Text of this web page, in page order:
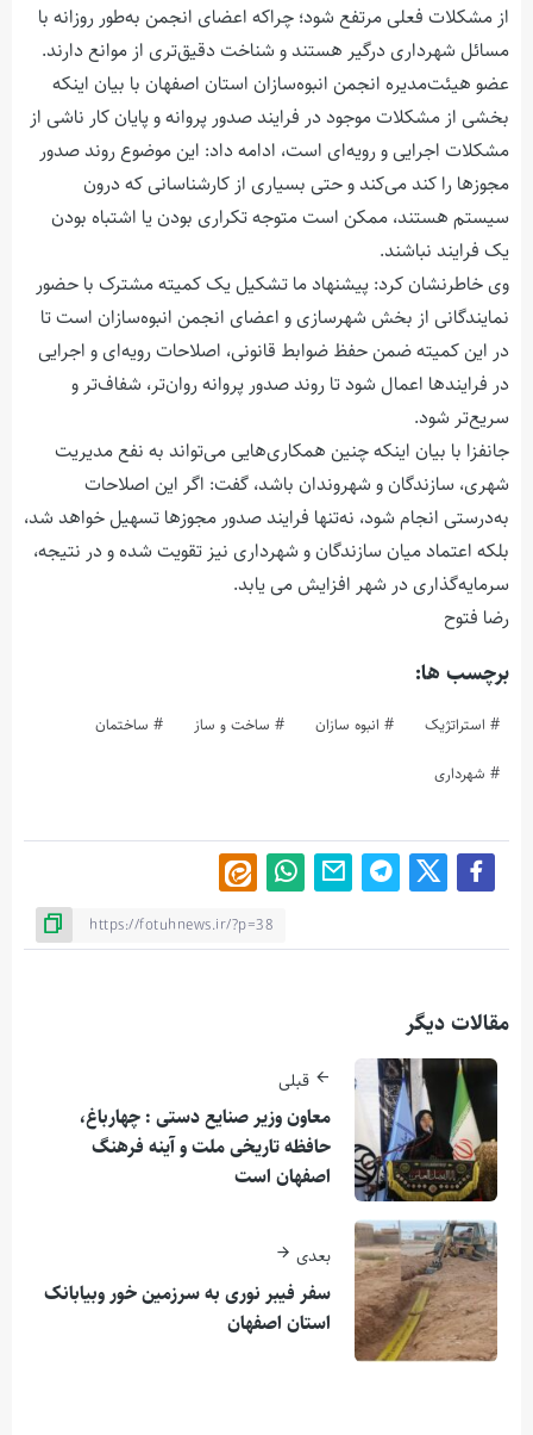
از مشکلات فعلی مرتفع شود؛ چراکه اعضای انجمن به‌طور روزانه با
مسائل شهرداری درگیر هستند و شناخت دقیق‌تری از موانع دارند.
عضو هیئت‌مدیره انجمن انبوه‌سازان استان اصفهان با بیان اینکه
بخشی از مشکلات موجود در فرایند صدور پروانه و پایان کار ناشی از
مشکلات اجرایی و رویه‌ای است، ادامه داد: این موضوع روند صدور
مجوزها را کند می‌کند و حتی بسیاری از کارشناسانی که درون
سیستم هستند، ممکن است متوجه تکراری بودن یا اشتباه بودن
یک فرایند نباشند.
وی خاطرنشان کرد: پیشنهاد ما تشکیل یک کمیته مشترک با حضور
نمایندگانی از بخش شهرسازی و اعضای انجمن انبوه‌سازان است تا
در این کمیته ضمن حفظ ضوابط قانونی، اصلاحات رویه‌ای و اجرایی
در فرایندها اعمال شود تا روند صدور پروانه روان‌تر، شفاف‌تر و
سریع‌تر شود.
جانفزا با بیان اینکه چنین همکاری‌هایی می‌تواند به نفع مدیریت
شهری، سازندگان و شهروندان باشد، گفت: اگر این اصلاحات
به‌درستی انجام شود، نه‌تنها فرایند صدور مجوزها تسهیل خواهد شد،
بلکه اعتماد میان سازندگان و شهرداری نیز تقویت شده و در نتیجه،
سرمایه‌گذاری در شهر افزایش می یابد.
رضا فتوح
برچسب ها:
استراتژیک انبوه سازان ساخت و ساز ساختمان
شهرداری
مقالات دیگر
قبلی
معاون وزیر صنایع دستی : چهارباغ،
حافظه تاریخی ملت و آینه فرهنگ
اصفهان است
بعدی
سفر فیبر نوری به سرزمین خور و‌بیابانک
استان اصفهان